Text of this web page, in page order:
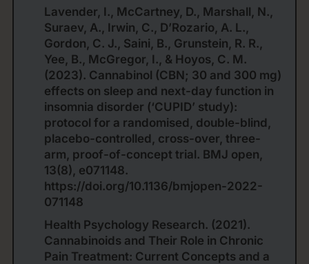
Lavender, I., McCartney, D., Marshall, N.,
Suraev, A., Irwin, C., D’Rozario, A. L.,
Gordon, C. J., Saini, B., Grunstein, R. R.,
Yee, B., McGregor, I., & Hoyos, C. M.
(2023). Cannabinol (CBN; 30 and 300 mg)
effects on sleep and next-day function in
insomnia disorder (‘CUPID’ study):
protocol for a randomised, double-blind,
placebo-controlled, cross-over, three-
arm, proof-of-concept trial. BMJ open,
13(8), e071148.
https://doi.org/10.1136/bmjopen-2022-
071148
Health Psychology Research. (2021).
Cannabinoids and Their Role in Chronic
Pain Treatment: Current Concepts and a